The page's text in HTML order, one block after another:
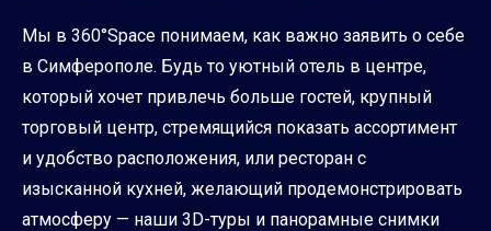
Мы в 360°Space понимаем, как важно заявить о себе
в Симферополе. Будь то уютный отель в центре,
который хочет привлечь больше гостей, крупный
торговый центр, стремящийся показать ассортимент
и удобство расположения, или ресторан с
изысканной кухней, желающий продемонстрировать
атмосферу — наши 3D-туры и панорамные снимки